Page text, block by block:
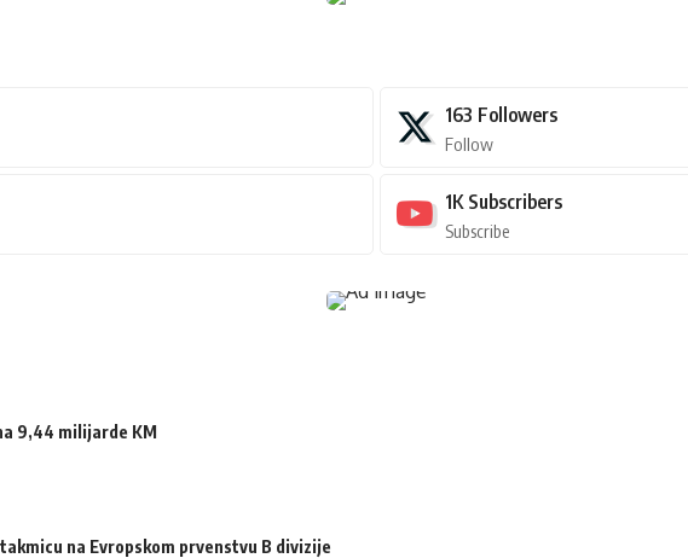
163 Followers
Follow
1K Subscribers
Subscribe
9,44 milijarde KM
na Evropskom prvenstvu B divizije